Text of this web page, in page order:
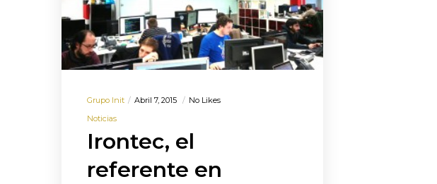
Grupo Init Abril 7, 2015
No Likes
Noticias
Irontec, el
referente en